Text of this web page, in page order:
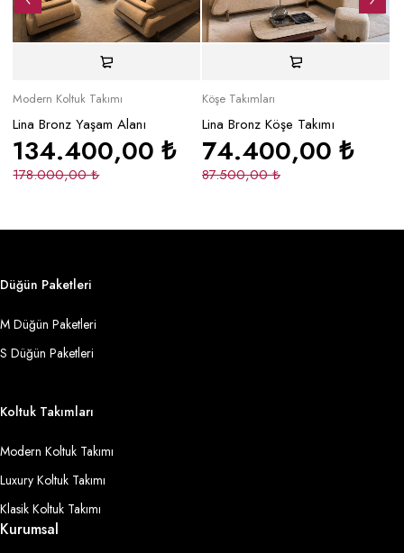
Modern Koltuk Takımı
Lina Bronz Yaşam Alanı
178.000,00₺
134.400,00₺
Köşe Takımları
Lina Bronz Köşe Takımı
87.500,00₺
74.400,00₺
Düğün Paketleri
M Düğün Paketleri
S Düğün Paketleri
Koltuk Takımları
Modern Koltuk Takımı
Luxury Koltuk Takımı
Klasik Koltuk Takımı
Kurumsal